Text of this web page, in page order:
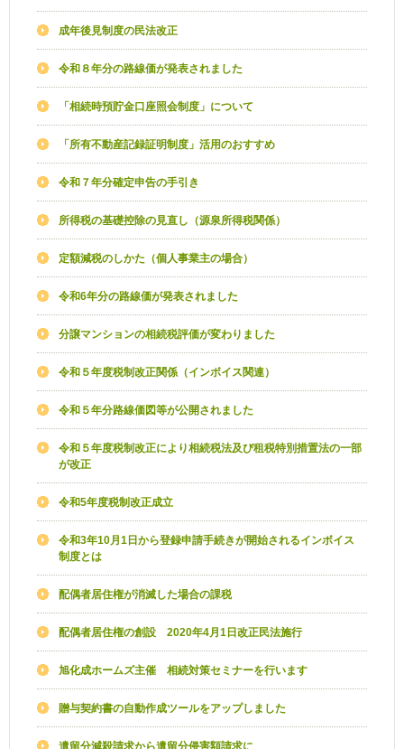
成年後見制度の民法改正
令和８年分の路線価が発表されました
「相続時預貯金口座照会制度」について
「所有不動産記録証明制度」活用のおすすめ
令和７年分確定申告の手引き
所得税の基礎控除の見直し（源泉所得税関係）
定額減税のしかた（個人事業主の場合）
令和6年分の路線価が発表されました
分譲マンションの相続税評価が変わりました
令和５年度税制改正関係（インボイス関連）
令和５年分路線価図等が公開されました
令和５年度税制改正により相続税法及び租税特別措置法の一部
が改正
令和5年度税制改正成立
令和3年10月1日から登録申請手続きが開始されるインボイス
制度とは
配偶者居住権が消滅した場合の課税
配偶者居住権の創設 2020年4月1日改正民法施行
旭化成ホームズ主催 相続対策セミナーを行います
贈与契約書の自動作成ツールをアップしました
遺留分減殺請求から遺留分侵害額請求に